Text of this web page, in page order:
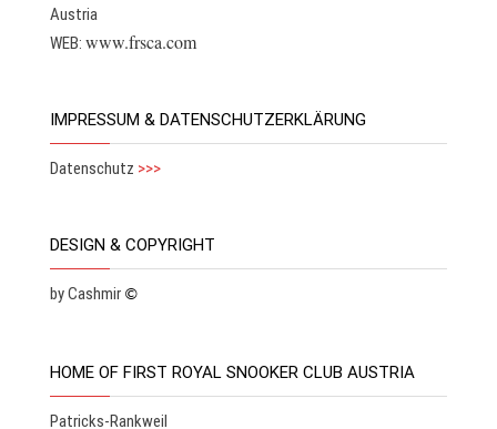
Austria
WEB: www.frsca.com
IMPRESSUM & DATENSCHUTZERKLÄRUNG
Datenschutz >>>
DESIGN & COPYRIGHT
by Cashmir ©
HOME OF FIRST ROYAL SNOOKER CLUB AUSTRIA
Patricks-Rankweil